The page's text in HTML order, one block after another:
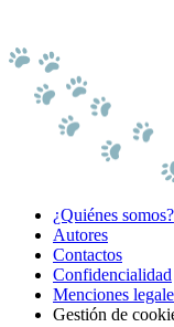
¿Quiénes somos?
Autores
Contactos
Confidencialidad
Menciones
Gestión de